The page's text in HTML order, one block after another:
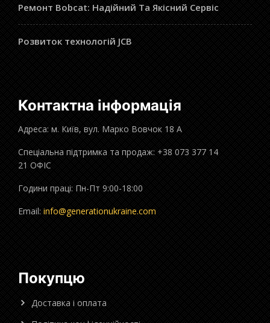
Ремонт Bobcat: Надійний Та Якісний Сервіс
Розвиток технологій JCB
Контактна інформація
Адреса: м. Київ, вул. Марко Вовчок 18 А
Спеціальна підтримка та продаж: +38 073 377 14
21 ОФІС
Години праці: Пн-Пт 9:00-18:00
Email: info@generationukraine.com
Покупцю
Доставка і оплата